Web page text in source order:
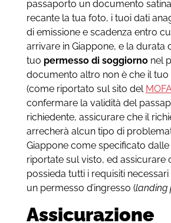
passaporto un documento
recante la tua foto, i tuoi dati
di emissione e scadenza entro
arrivare in Giappone, e la durata
tuo permesso di soggiornonel
documento altro non è che il tuo
(come riportato sul sito del
confermare la validità del
richiedente, assicurare che il
arrecherà alcun tipo di
Giappone come specificato
riportate sul visto, ed assicurare
possieda tutti i requisiti
un permesso d’ingresso (landing
Assicurazione